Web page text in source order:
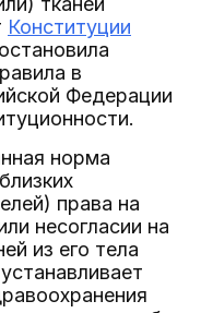
Конституции
в
Федерации
норма
права на
несогласии на
из его тела